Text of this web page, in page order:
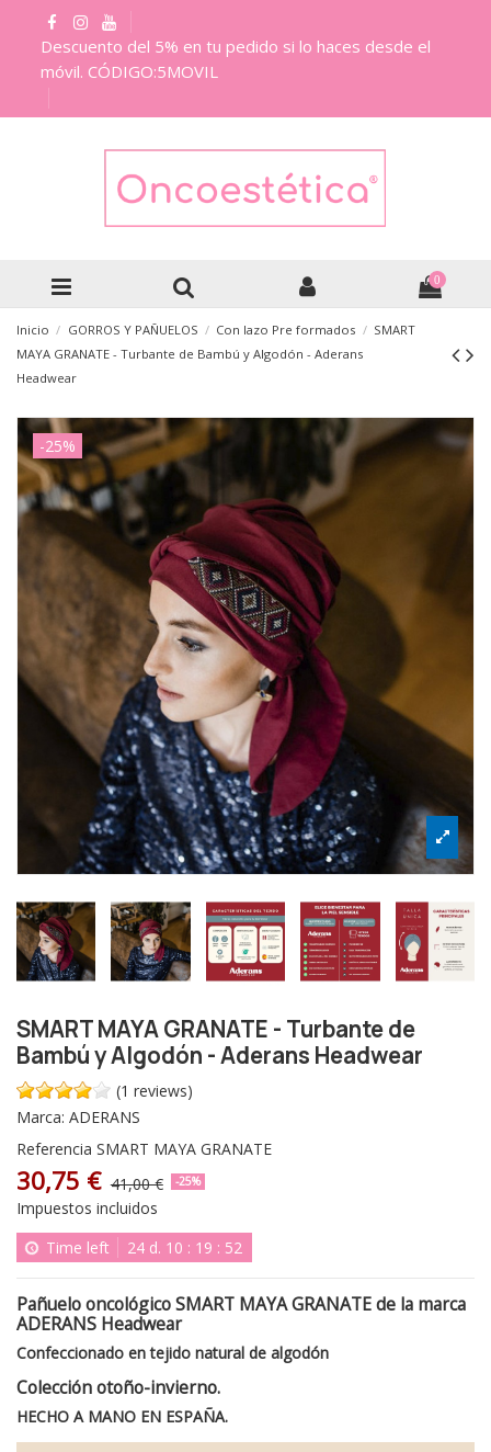
Descuento del 5% en tu pedido si lo haces desde el
móvil. CÓDIGO:5MOVIL
0
Inicio GORROS Y PAÑUELOS Con lazo Pre formados
SMART
MAYA GRANATE - Turbante de Bambú y Algodón - Aderans
Headwear
-25%
SMART MAYA GRANATE - Turbante de
Bambú y Algodón - Aderans Headwear
(1 reviews)
Marca: ADERANS
Referencia SMART MAYA GRANATE
30,75 € 41,00 € -25%
Impuestos incluidos
Time left
24 d. 10 : 19 : 51
Pañuelo oncológico SMART MAYA GRANATE de la marca
ADERANS Headwear
Confeccionado en tejido natural de algodón
Colección otoño-invierno.
HECHO A MANO EN ESPAÑA.